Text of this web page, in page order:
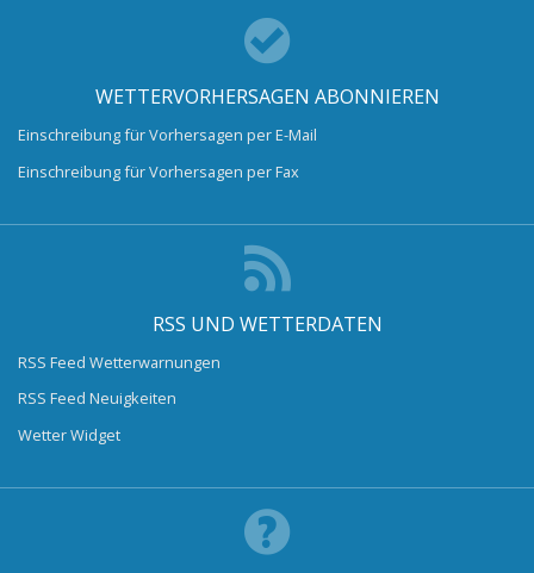
WETTERVORHERSAGEN ABONNIEREN
Einschreibung für Vorhersagen per E-Mail
Einschreibung für Vorhersagen per Fax
RSS UND WETTERDATEN
RSS Feed Wetterwarnungen
RSS Feed Neuigkeiten
Wetter Widget